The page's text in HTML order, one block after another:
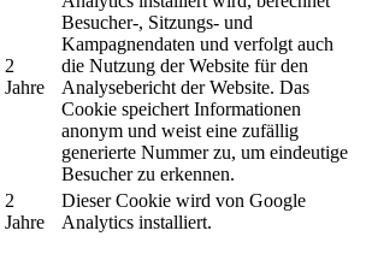
2
Jahre
Besucher-, Sitzungs- und
Kampagnendaten und verfolgt auch
die Nutzung der Website für den
Analysebericht der Website. Das
Cookie speichert Informationen
anonym und weist eine zufällig
generierte Nummer zu, um eindeutige
Besucher zu erkennen.
2
Jahre
Dieser Cookie wird von Google
Analytics installiert.